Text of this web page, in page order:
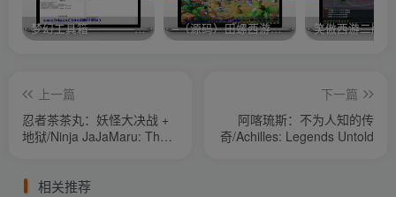
梦幻工具箱————-免费 –（源码）田螺西游9.0 假人摆摊18门派飞升渡劫化圣助战最新BB谛听…. 笑傲西游二版-
上一篇
忍者茶茶丸：妖怪大决战 +
地狱/Ninja JaJaMaru: The
下一篇
阿喀琉斯：不为人知的传
奇/Achilles: Legends Untold
相关推荐